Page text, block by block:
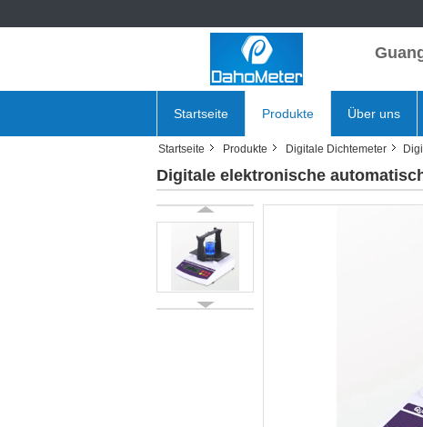
Startseite Produkte Über uns
Startseite Produkte Digitale Dichtemeter
Digitale elektronische